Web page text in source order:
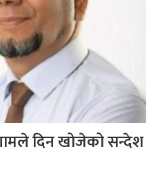
दिन खोजेको सन्देश